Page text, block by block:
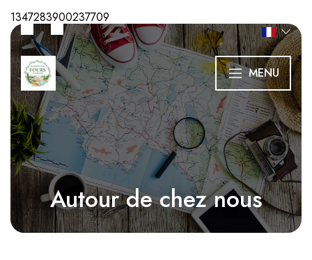
1347283900237709
MENU
Autour de chez nous